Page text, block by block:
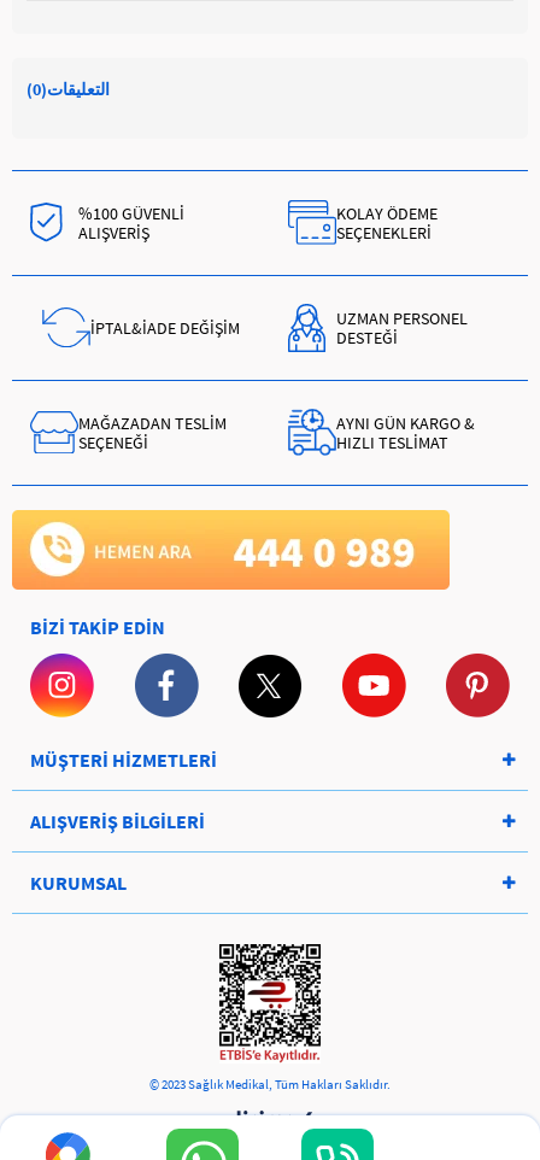
التعليقات(0)
%100 GÜVENLİ
ALIŞVERİŞ
KOLAY ÖDEME
SEÇENEKLERİ
İPTAL&İADE DEĞİŞİM
UZMAN PERSONEL
DESTEĞİ
MAĞAZADAN TESLİM
SEÇENEĞİ
AYNI GÜN KARGO &
HIZLI TESLİMAT
BİZİ TAKİP EDİN
MÜŞTERİ HİZMETLERİ
ALIŞVERİŞ BİLGİLERİ
KURUMSAL
© 2023 Sağlık Medikal, Tüm Hakları Saklıdır.